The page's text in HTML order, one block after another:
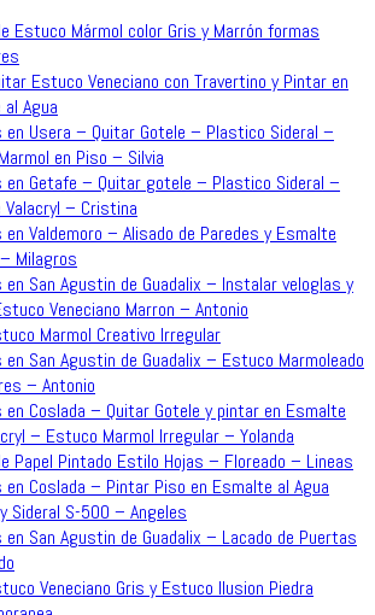
Estuco Mármol color Gris y Marrón formas
Estuco Veneciano con Travertino y Pintar en
Agua
en Usera – Quitar Gotele – Plastico Sideral –
en Piso – Silvia
en Getafe – Quitar gotele – Plastico Sideral –
– Cristina
Valdemoro – Alisado de Paredes y Esmalte
Milagros
en San Agustin de Guadalix – Instalar veloglas y
Veneciano Marron – Antonio
Marmol Creativo Irregular
San Agustin de Guadalix – Estuco Marmoleado
– Antonio
en Coslada – Quitar Gotele y pintar en Esmalte
– Estuco Marmol Irregular – Yolanda
Papel Pintado Estilo Hojas – Floreado – Lineas
en Coslada – Pintar Piso en Esmalte al Agua
Sideral S-500 – Angeles
San Agustin de Guadalix – Lacado de Puertas
Veneciano Gris y Estuco Ilusion Piedra